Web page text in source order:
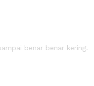
benar benar kering.